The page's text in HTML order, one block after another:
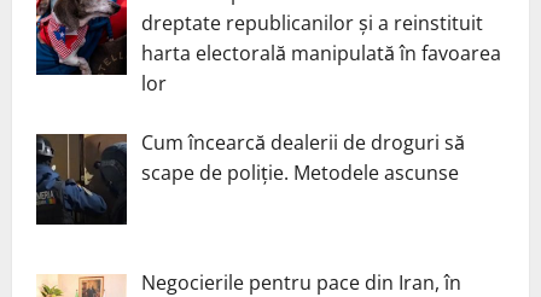
dreptate republicanilor și a reinstituit
harta electorală manipulată în favoarea
lor
Cum încearcă dealerii de droguri să
scape de poliție. Metodele ascunse
Negocierile pentru pace din Iran, în